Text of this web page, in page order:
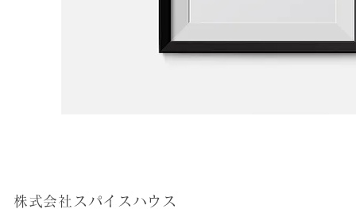
株式会社スパイスハウス